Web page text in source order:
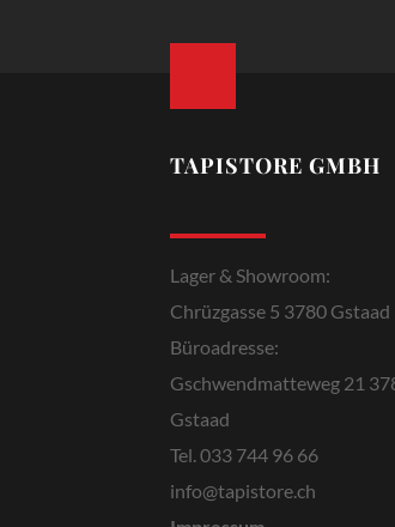
TAPISTORE GMBH
Lager & Showroom:
Chrüzgasse 5 3780 Gstaad
Büroadresse:
Gschwendmatteweg 21
Gstaad
Tel. 033 744 96 66
info@tapistore.ch